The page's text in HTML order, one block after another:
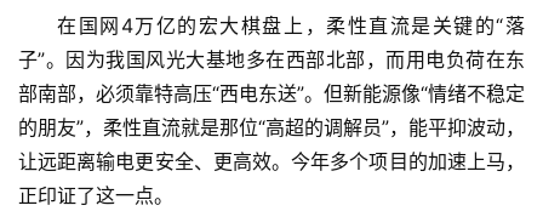
在国网4万亿的宏大棋盘上，柔性直流是关键的“落
子”。因为我国风光大基地多在西部北部，而用电负荷在东
部南部，必须靠特高压“西电东送”。但新能源像“情绪不稳定
的朋友”，柔性直流就是那位“高超的调解员”，能平抑波动，
让远距离输电更安全、更高效。今年多个项目的加速上马，
正印证了这一点。